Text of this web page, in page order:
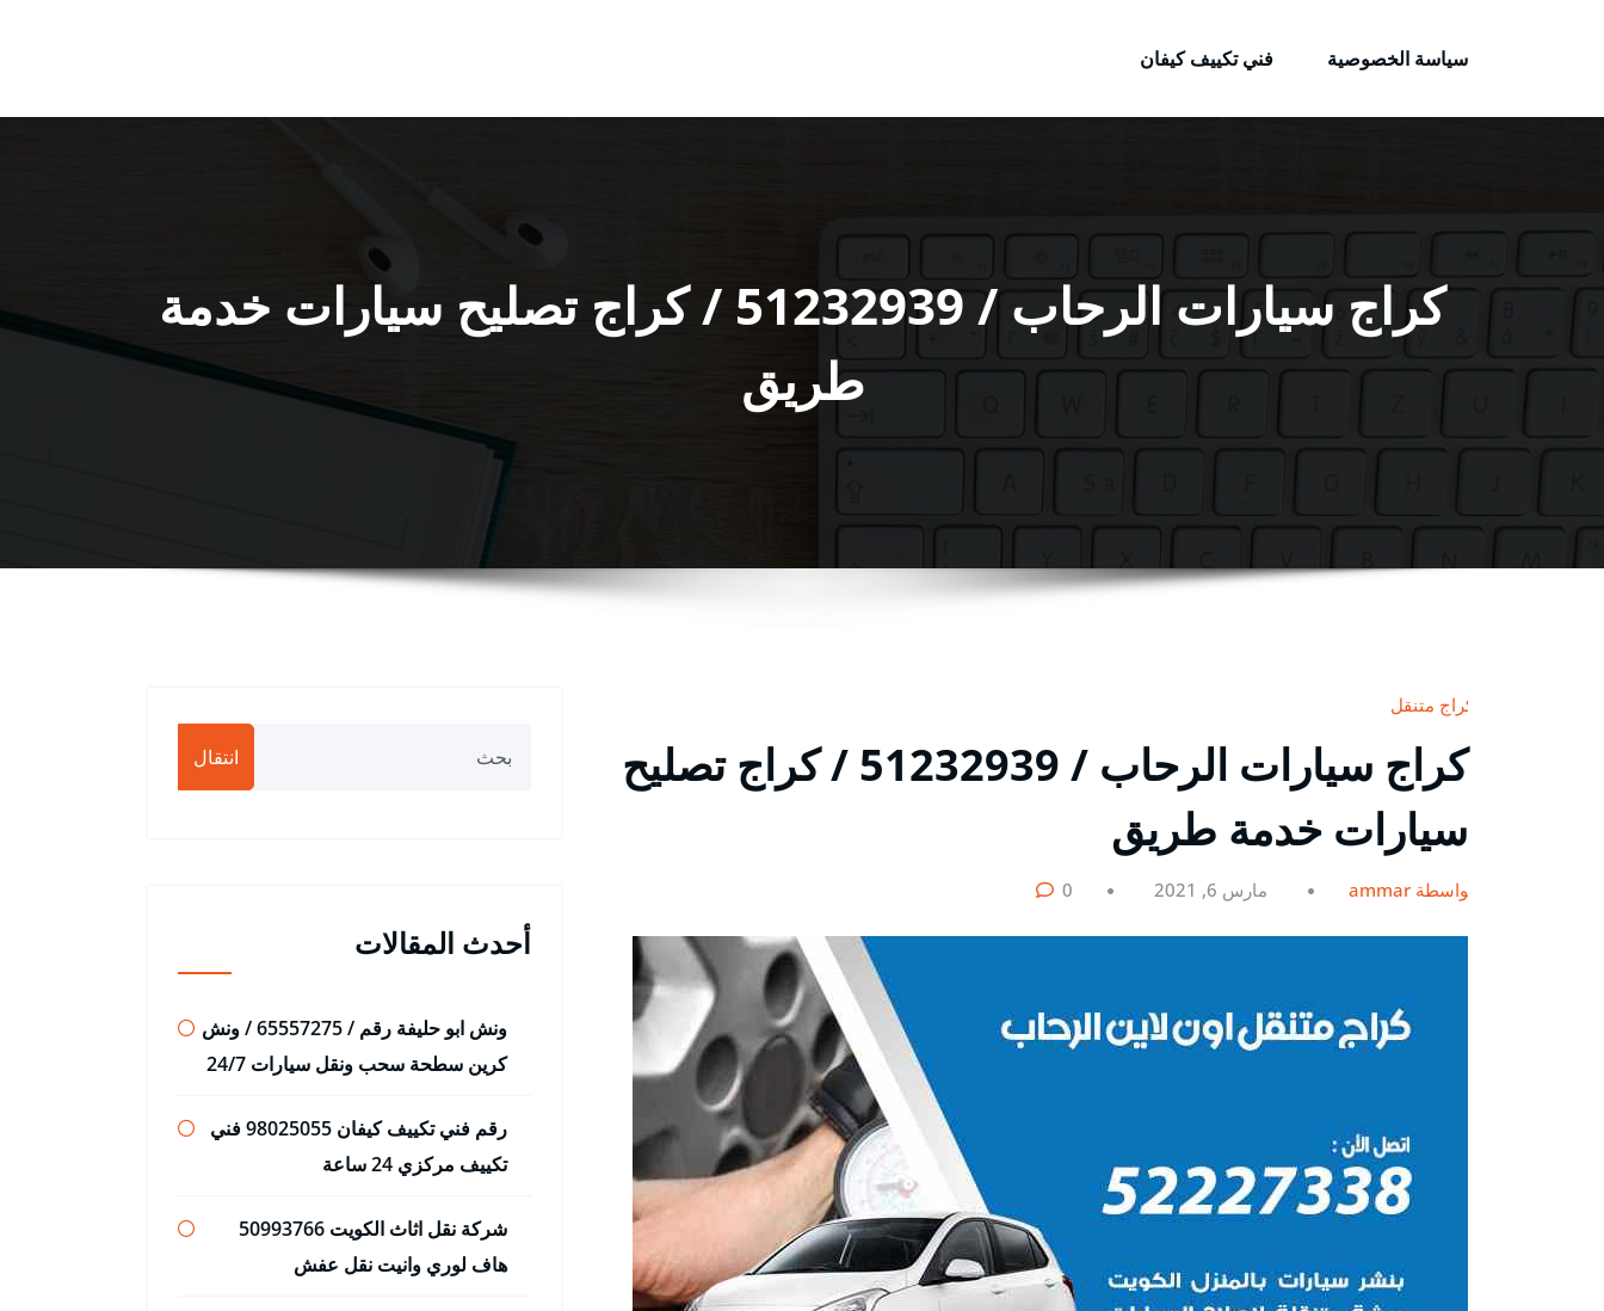
سياسة الخصوصية
فني تكييف كيفان
كراج سيارات الرحاب / 51232939‬ / كراج تصليح سيارات خدمة
طريق
كراج متنقل
كراج سيارات الرحاب / 51232939‬ / كراج تصليح
سيارات خدمة طريق
بواسطة ammar مارس 6, 2021 0
انتقال
أحدث المقالات
ونش ابو حليفة رقم / 65557275 / ونش
كرين سطحة سحب ونقل سيارات 24/7
رقم فني تكييف كيفان 98025055 فني
تكييف مركزي 24 ساعة
شركة نقل اثاث الكويت 50993766
هاف لوري وانيت نقل عفش